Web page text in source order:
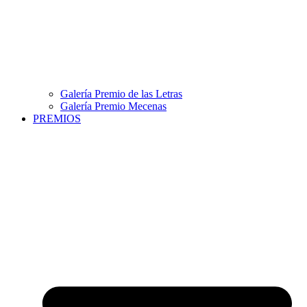
Galería Premio de las Letras
Galería Premio Mecenas
PREMIOS